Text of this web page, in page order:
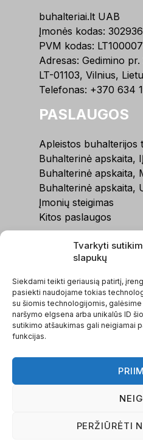
Tvarkyti
slapukų
Siekdami teikti geriausią patirtį,
pasiekti naudojame tokias
su šiomis technologijomis,
naršymo elgsena arba unikalūs ID
sutikimo atšaukimas gali neigiamai
funkcijas.
PERŽIŪRĖTI
buhalteriai.lt UAB
Įmonės kodas:
PVM kodas:
Adresas: Gedimino pr.
LT-01103, Vilnius,
Telefonas: +370 634
PASLAUGOS
Apleistos buhalterijos
Buhalterinė apskaita, IĮ
Buhalterinė apskaita,
Buhalterinė apskaita,
Įmonių steigimas
Kitos paslaugos
MENIU
Mūsų komanda
Naujienos
Skaičiuoklės
Paruoštukai
ES projektai